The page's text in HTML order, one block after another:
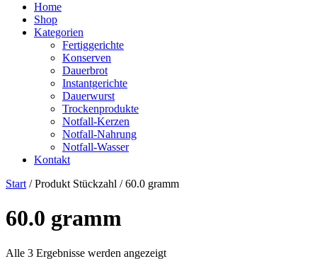
Home
Shop
Kategorien
Fertiggerichte
Konserven
Dauerbrot
Instantgerichte
Dauerwurst
Trockenprodukte
Notfall-Kerzen
Notfall-Nahrung
Notfall-Wasser
Kontakt
Start / Produkt Stückzahl / ‎60.0 gramm
‎60.0 gramm
Alle 3 Ergebnisse werden angezeigt